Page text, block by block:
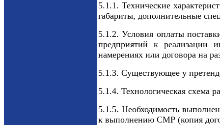
5.1.1. Технические
габариты, дополнительные
5.1.2. Условия оплаты
предприятий к реализации
намерениях или договора на
5.1.3. Существующее у
5.1.4. Технологическая схема
5.1.5. Необходимость
к выполнению СМР (копия